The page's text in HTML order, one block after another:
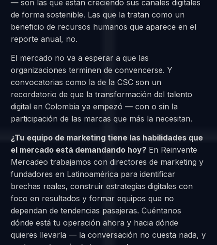
— son las que están creciendo sus canales digitales
de forma sostenible. Las que la tratan como un
beneficio de recursos humanos que aparece en el
reporte anual, no.
El mercado no va a esperar a que las
organizaciones terminen de convencerse. Y
convocatorias como la de la CSC son un
recordatorio de que la transformación del talento
digital en Colombia ya empezó — con o sin la
participación de las marcas que más la necesitan.
¿Tu equipo de marketing tiene las habilidades que
el mercado está demandando hoy? En Reinvente
Mercadeo trabajamos con directores de marketing y
fundadores en Latinoamérica para identificar
brechas reales, construir estrategias digitales con
foco en resultados y formar equipos que no
dependan de tendencias pasajeras. Cuéntanos
dónde está tu operación ahora y hacia dónde
quieres llevarla — la conversación no cuesta nada, y